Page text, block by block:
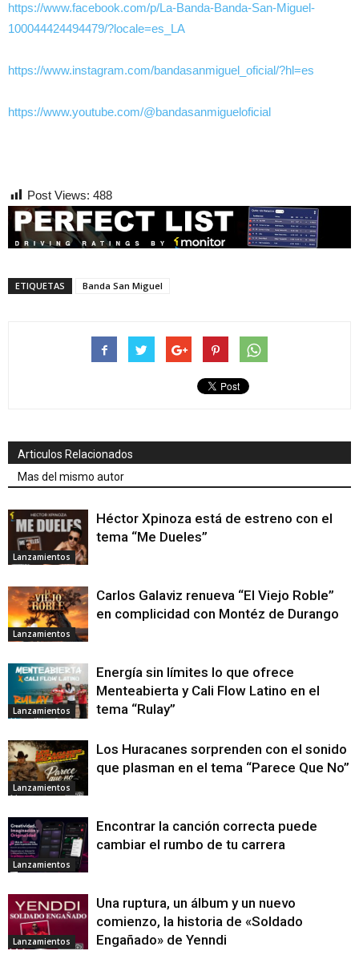
https://www.facebook.com/p/La-Banda-Banda-San-Miguel-
100044424494479/?locale=es_LA
https://www.instagram.com/bandasanmiguel_oficial/?hl=es
https://www.youtube.com/@bandasanmigueloficial
Post Views: 488
ETIQUETAS Banda San Miguel
Articulos Relacionados
Mas del mismo autor
Lanzamientos
Héctor Xpinoza está de estreno con el
tema “Me Dueles”
Lanzamientos
Carlos Galaviz renueva “El Viejo Roble”
en complicidad con Montéz de Durango
Lanzamientos
Energía sin límites lo que ofrece
Menteabierta y Cali Flow Latino en el
tema “Rulay”
Lanzamientos
Los Huracanes sorprenden con el sonido
que plasman en el tema “Parece Que No”
Lanzamientos
Encontrar la canción correcta puede
cambiar el rumbo de tu carrera
Lanzamientos
Una ruptura, un álbum y un nuevo
comienzo, la historia de «Soldado
Engañado» de Yenndi